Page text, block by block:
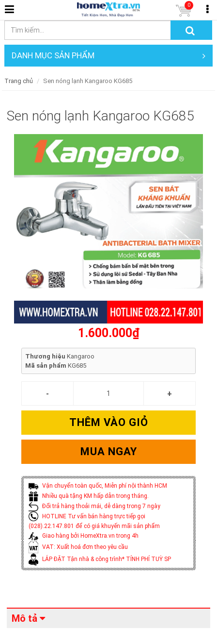
0
DANH MỤC SẢN PHẨM
Trang chủ Sen nóng lạnh Kangaroo KG685
Sen nóng lạnh Kangaroo KG685
1.600.000₫
Thương hiệu Kangaroo
Mã sản phẩm KG685
THÊM VÀO GIỎ
MUA NGAY
Vận chuyển toàn quốc, Miễn phí nội thành HCM
Nhiều quà tặng KM hấp dẫn trong tháng.
Đổi trả hàng thoải mái, dễ dàng trong 7 ngày
HOTLINE Tư vấn bán hàng trực tiếp gọi
(028).22.147.801 để có giá khuyến mãi sản phẩm
Giao hàng bởi HomeXtra.vn trong 4h
VAT: Xuất hoá đơn theo yêu cầu
LẮP ĐẶT Tận nhà & công trình* TÍNH PHÍ TUỲ SP
Mô tả